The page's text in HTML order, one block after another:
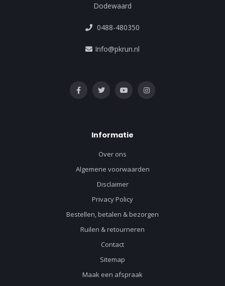
Dodewaard
0488-480350
Info@pkrun.nl
Informatie
Over ons
Algemene voorwaarden
Disclaimer
Privacy Policy
Bestellen, betalen & bezorgen
Ruilen & retourneren
Contact
Sitemap
Maak een afspraak